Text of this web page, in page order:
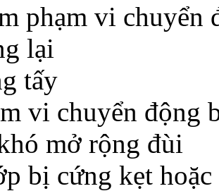
phạm vi chuyển
lại
tấy
vi chuyển động
mở rộng đùi
bị cứng kẹt hoặc